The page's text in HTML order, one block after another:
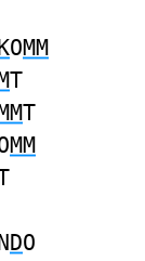
OMM
T
T
MM
DO